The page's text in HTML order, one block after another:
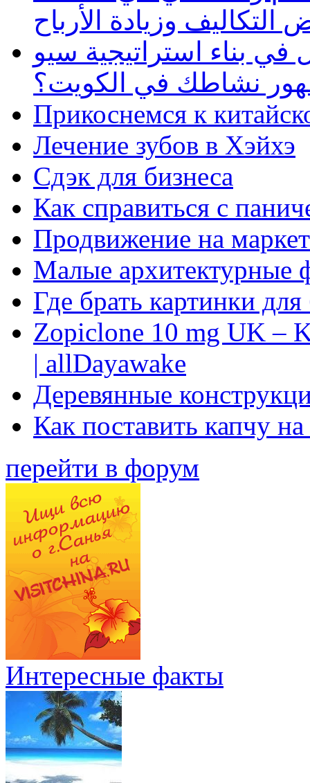
وزيادة الأرباح
بناء استراتيجية سيو
نشاطك في الكويت؟
Прикоснемся к
Лечение зубов в Хэйхэ
Сдэк для бизнеса
Как справиться с
Продвижение на
Малые архитектурные
Где брать картинки
Zopiclone 10 mg UK –
| allDayawake
Деревянные
Как поставить капчу
перейти в форум
Интересные факты